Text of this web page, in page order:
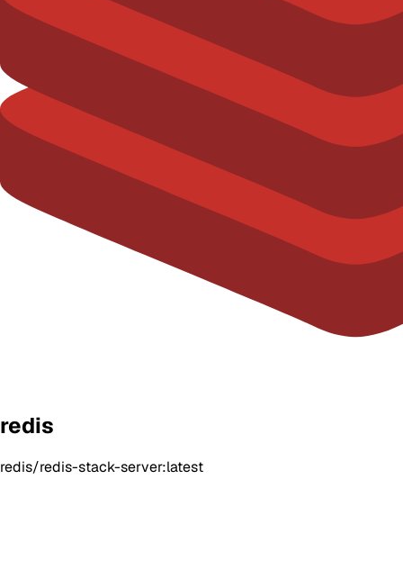
redis
redis/redis-stack-server:latest